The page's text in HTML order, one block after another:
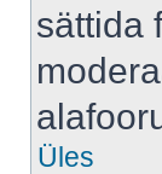
sättida
Üles